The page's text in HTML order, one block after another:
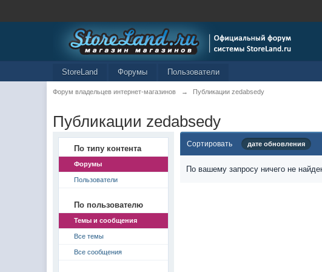
StoreLand Форумы Пользователи
Форум владельцев интернет-магазинов → Публикации zedabsedy
Публикации zedabsedy
По типу контента
Форумы
Пользователи
По пользователю
Темы и сообщения
Все темы
Все сообщения
Сортировать дате обновления
По вашему запросу ничего не